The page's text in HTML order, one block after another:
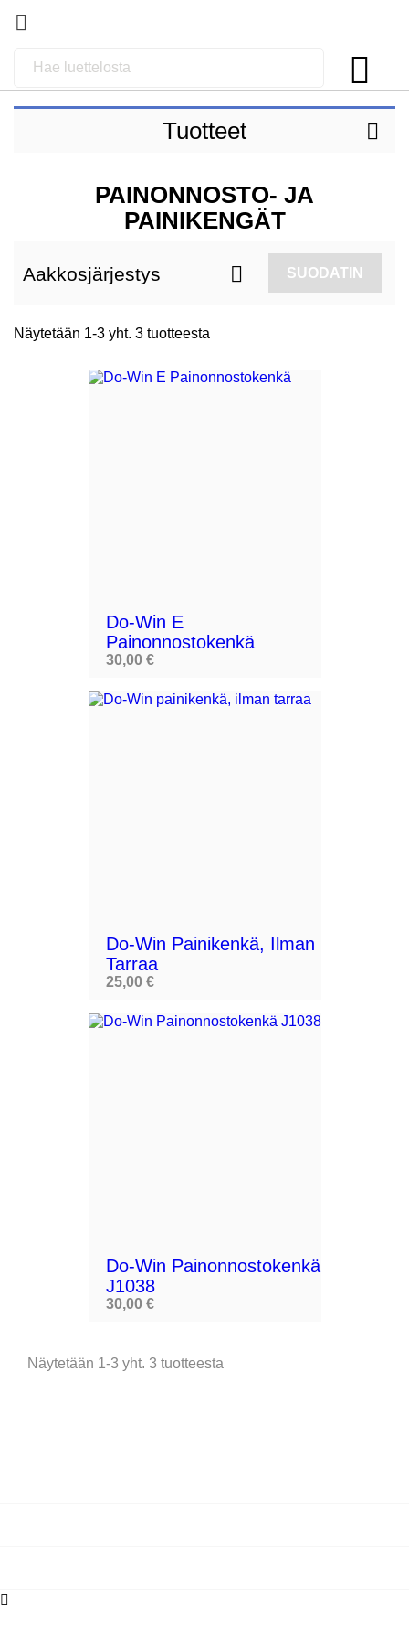


Tuotteet 
PAINONNOSTO- JA
PAINIKENGÄT
Aakkosjärjestys  SUODATIN
Näytetään 1-3 yht. 3 tuotteesta
Do-Win E
Painonnostokenkä
30,00 €
Do-Win Painikenkä, Ilman
Tarraa
25,00 €
Do-Win Painonnostokenkä
J1038
30,00 €
Näytetään 1-3 yht. 3 tuotteesta
